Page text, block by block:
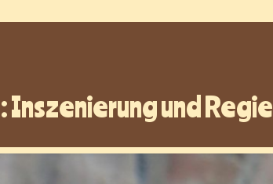
Inszenierung und Regie